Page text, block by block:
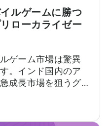
ルゲームに勝つ
ローカライゼー
ゲーム市場は驚異
。インド国内のア
成長市場を狙うグ
ョンと消費者動向